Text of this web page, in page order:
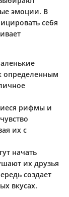
эмоции. В
себя
определенным
рифмы и
их с
начать
их друзья
создает
вкусах.